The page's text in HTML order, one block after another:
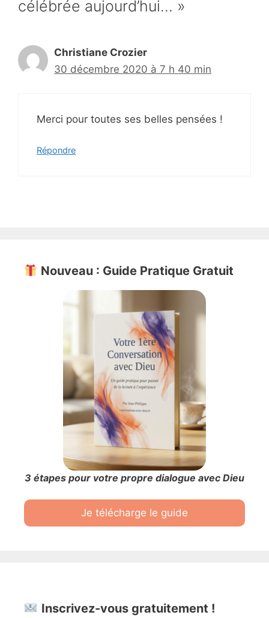
célébrée aujourd’hui… »
Christiane Crozier
30 décembre 2020 à 7 h 40 min
Merci pour toutes ses belles pensées !
Répondre
Nouveau : Guide Pratique Gratuit
3 étapes pour votre propre dialogue avec Dieu
Je télécharge le guide
Inscrivez-vous gratuitement !